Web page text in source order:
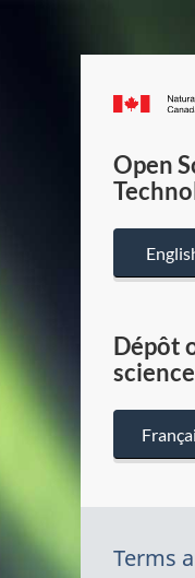
Open
Dépôt
Terms